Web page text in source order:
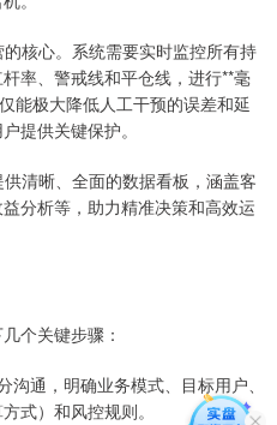
核心。系统需要实时监控所有持
率、警戒线和平仓线，进行**毫
能极大降低人工干预的误差和延
提供关键保护。
清晰、全面的数据看板，涵盖客
分析等，助力精准决策和高效运
个关键步骤：
通，明确业务模式、目标用户、
式）和风控规则。